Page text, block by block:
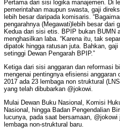
Pertama dari sisi logika manajemen. Di
pemerintahan maupun swasta, gaji
lebih besar daripada komisaris.
pengarahnya (Megawati)lebih besar dari
Kedua dari sisi etis. BPIP bukan BUMN
menghasilkan laba. “Karena itu, tak
dipatok hingga ratusan juta. Bahkan,
setinggi Dewan Pengarah BPIP.”
Ketiga dari sisi anggaran dan reformasi
mengenai pentingnya efisiensi anggaran
2017 ada 23 lembaga non struktural
yang telah dibubarkan @jokowi.
Mulai Dewan Buku Nasional, Komisi
Nasional, hingga Badan Pengendalian
lucunya, pada saat bersamaan,
lembaga non-struktural baru.